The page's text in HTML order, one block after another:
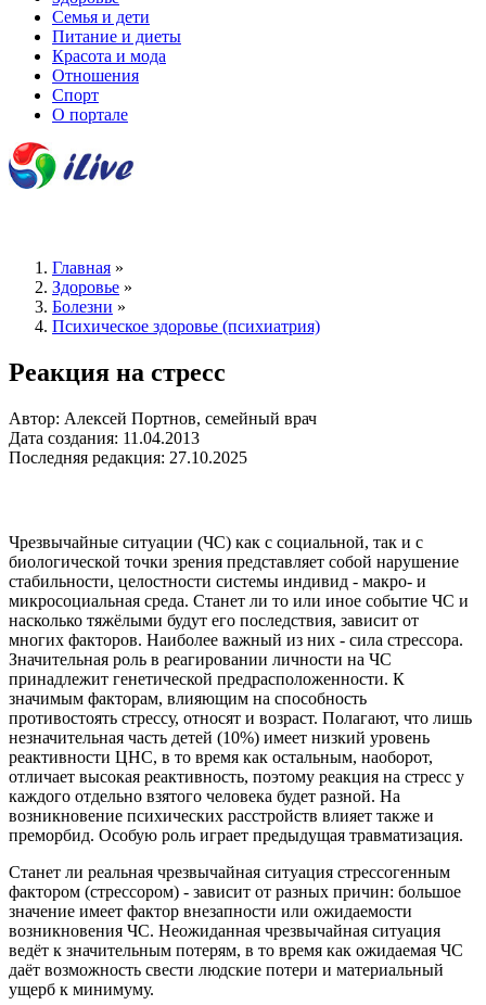
Семья и дети
Питание и диеты
Красота и мода
Отношения
Спорт
О портале
Главная »
Здоровье »
Болезни »
Психическое здоровье (психиатрия)
Реакция на стресс
Автор: Алексей Портнов, семейный врач
Дата создания: 11.04.2013
Последняя редакция: 27.10.2025
Чрезвычайные ситуации (ЧС) как с социальной, так и с
биологической точки зрения представляет собой нарушение
стабильности, целостности системы индивид - макро- и
микросоциальная среда. Станет ли то или иное событие ЧС и
насколько тяжёлыми будут его последствия, зависит от
многих факторов. Наиболее важный из них - сила стрессора.
Значительная роль в реагировании личности на ЧС
принадлежит генетической предрасположенности. К
значимым факторам, влияющим на способность
противостоять стрессу, относят и возраст. Полагают, что лишь
незначительная часть детей (10%) имеет низкий уровень
реактивности ЦНС, в то время как остальным, наоборот,
отличает высокая реактивность, поэтому реакция на стресс у
каждого отдельно взятого человека будет разной. На
возникновение психических расстройств влияет также и
преморбид. Особую роль играет предыдущая травматизация.
Станет ли реальная чрезвычайная ситуация стрессогенным
фактором (стрессором) - зависит от разных причин: большое
значение имеет фактор внезапности или ожидаемости
возникновения ЧС. Неожиданная чрезвычайная ситуация
ведёт к значительным потерям, в то время как ожидаемая ЧС
даёт возможность свести людские потери и материальный
ущерб к минимуму.